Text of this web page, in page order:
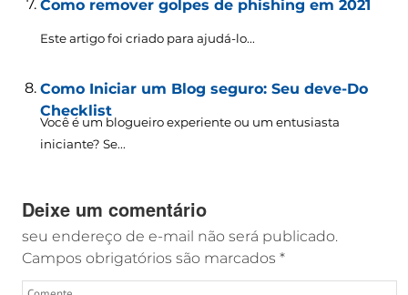
Como remover golpes de phishing em 2021
Este artigo foi criado para ajudá-lo...
Como Iniciar um Blog seguro: Seu deve-Do
Checklist
Você é um blogueiro experiente ou um entusiasta
iniciante? Se...
Deixe um comentário
seu endereço de e-mail não será publicado.
Campos obrigatórios são marcados *